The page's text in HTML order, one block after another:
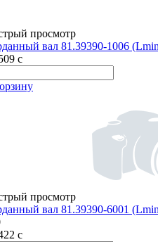
просмотр
вал 81.39390-1006
c
просмотр
вал 81.39390-6001
c